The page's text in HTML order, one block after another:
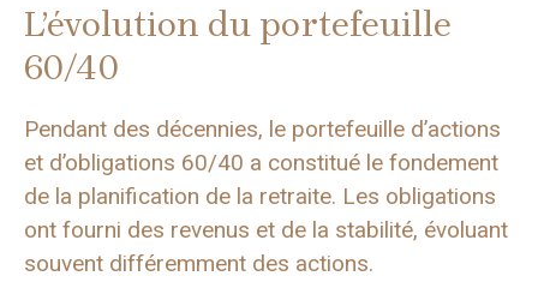
L’évolution du portefeuille
60/40
Pendant des décennies, le portefeuille d’actions
et d’obligations 60/40 a constitué le fondement
de la planification de la retraite. Les obligations
ont fourni des revenus et de la stabilité, évoluant
souvent différemment des actions.